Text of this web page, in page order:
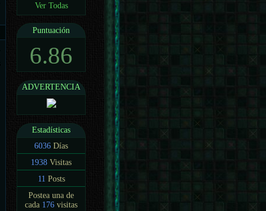
Ver Todas
Puntuación
6.86
ADVERTENCIA
Estadísticas
6036 Días
1938 Visitas
11 Posts
Postea una de
cada 176 visitas